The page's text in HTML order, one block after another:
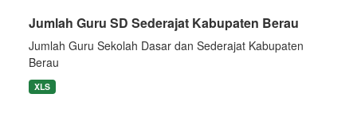
Jumlah Guru SD Sederajat Kabupaten Berau
Jumlah Guru Sekolah Dasar dan Sederajat Kabupaten
Berau
XLS